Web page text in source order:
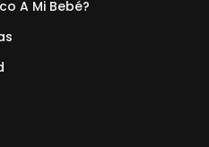
A Mi Bebé?